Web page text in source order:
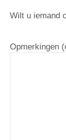
Wilt u iemand
Opmerkingen